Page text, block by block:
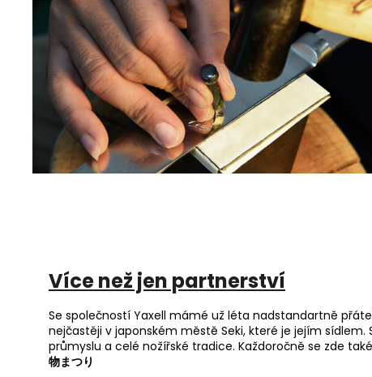
Více než jen partnerství
Se společností Yaxell mámé už léta nadstandartně
nejčastěji v japonském městě Seki, které je jejím sídlem.
průmyslu a celé nožířské tradice. Každoročně se zde
物まつり